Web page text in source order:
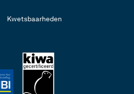
Kwetsbaarheden